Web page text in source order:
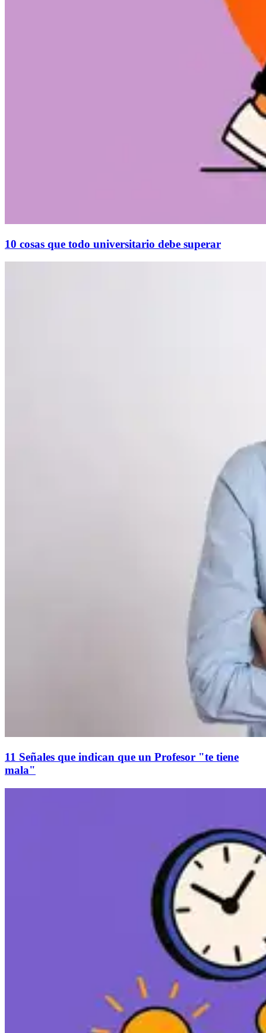
10 cosas que todo universitario debe superar
11 Señales que indican que un Profesor "te tiene
mala"